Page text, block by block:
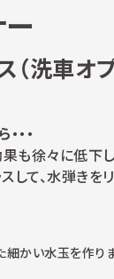
洗車オ
・・
も徐々に低下し
して、水弾きをリ
かい水玉を作りま